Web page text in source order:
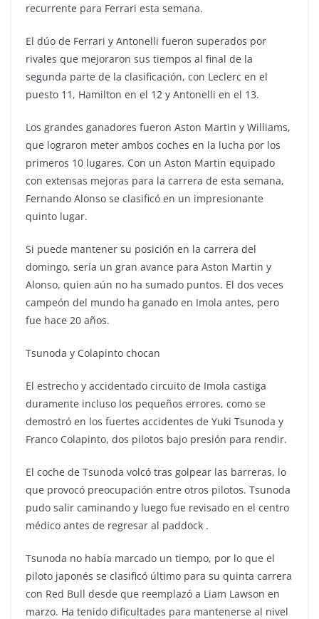
recurrente para Ferrari esta semana.
El dúo de Ferrari y Antonelli fueron superados por
rivales que mejoraron sus tiempos al final de la
segunda parte de la clasificación, con Leclerc en el
puesto 11, Hamilton en el 12 y Antonelli en el 13.
Los grandes ganadores fueron Aston Martin y Williams,
que lograron meter ambos coches en la lucha por los
primeros 10 lugares. Con un Aston Martin equipado
con extensas mejoras para la carrera de esta semana,
Fernando Alonso se clasificó en un impresionante
quinto lugar.
Si puede mantener su posición en la carrera del
domingo, sería un gran avance para Aston Martin y
Alonso, quien aún no ha sumado puntos. El dos veces
campeón del mundo ha ganado en Imola antes, pero
fue hace 20 años.
Tsunoda y Colapinto chocan
El estrecho y accidentado circuito de Imola castiga
duramente incluso los pequeños errores, como se
demostró en los fuertes accidentes de Yuki Tsunoda y
Franco Colapinto, dos pilotos bajo presión para rendir.
El coche de Tsunoda volcó tras golpear las barreras, lo
que provocó preocupación entre otros pilotos. Tsunoda
pudo salir caminando y luego fue revisado en el centro
médico antes de regresar al paddock .
Tsunoda no había marcado un tiempo, por lo que el
piloto japonés se clasificó último para su quinta carrera
con Red Bull desde que reemplazó a Liam Lawson en
marzo. Ha tenido dificultades para mantenerse al nivel